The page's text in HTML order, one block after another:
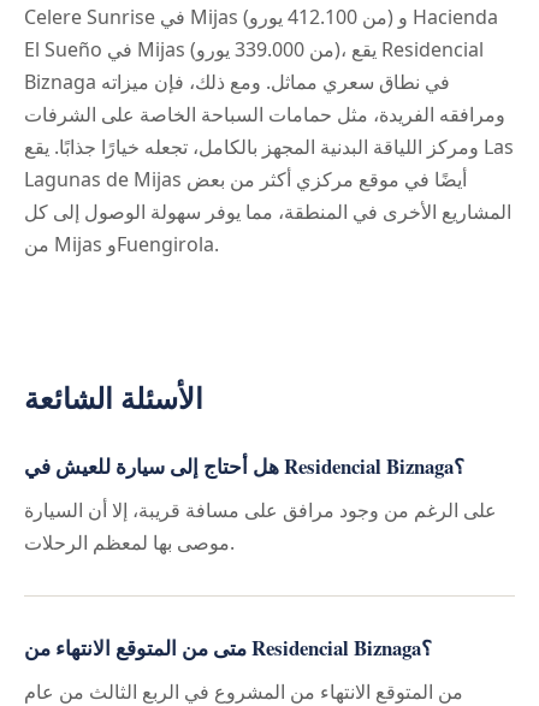
Celere Sunrise في Mijas (من 412.100 يورو) و Hacienda
El Sueño في Mijas (من 339.000 يورو)، يقع Residencial
Biznaga في نطاق سعري مماثل. ومع ذلك، فإن ميزاته
ومرافقه الفريدة، مثل حمامات السباحة الخاصة على الشرفات
ومركز اللياقة البدنية المجهز بالكامل، تجعله خيارًا جذابًا. يقع Las
Lagunas de Mijas أيضًا في موقع مركزي أكثر من بعض
المشاريع الأخرى في المنطقة، مما يوفر سهولة الوصول إلى كل
من Mijas وFuengirola.
الأسئلة الشائعة
هل أحتاج إلى سيارة للعيش في Residencial Biznaga؟
على الرغم من وجود مرافق على مسافة قريبة، إلا أن السيارة
موصى بها لمعظم الرحلات.
متى من المتوقع الانتهاء من Residencial Biznaga؟
من المتوقع الانتهاء من المشروع في الربع الثالث من عام